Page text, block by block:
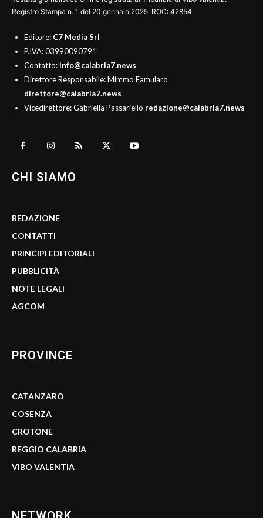
Registro Stampa n. 1 del 20 gennaio 2025. ROC: 42854.
Editore: C7 Media Srl
P.IVA: 03990090791
Contatto:info@calabria7.news
Direttore Responsabile: Mimmo Famularo
direttore@calabria7.news
Vicedirettore: Gabriella Passariello redazione@calabria7.news
CHI SIAMO
REDAZIONE
CONTATTI
PRINCIPI EDITORIALI
PUBBLICITÀ
NOTE LEGALI
AGCOM
PROVINCE
CATANZARO
COSENZA
CROTONE
REGGIO CALABRIA
VIBO VALENTIA
NETWORK